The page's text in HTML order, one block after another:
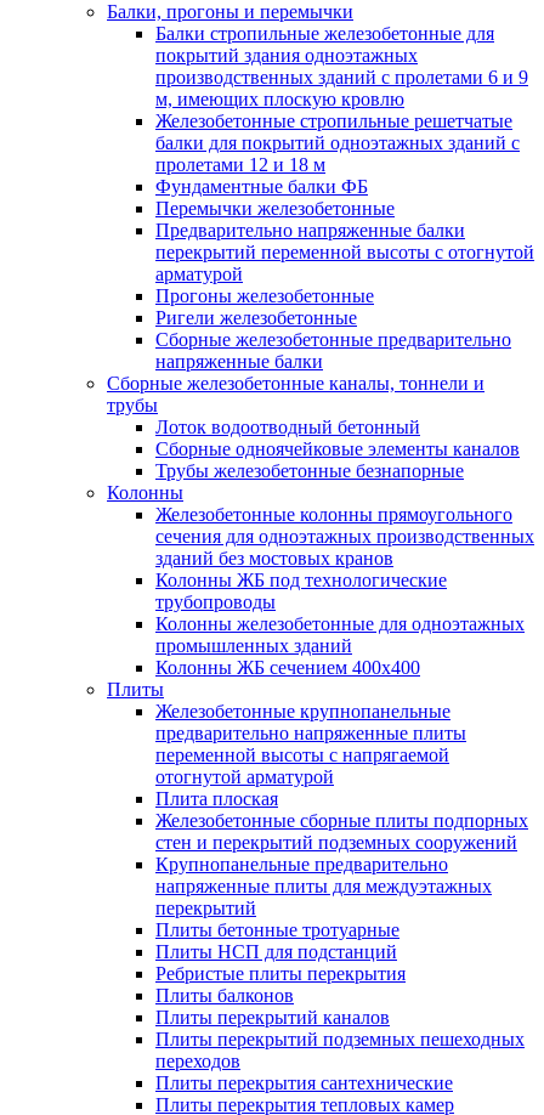
Балки, прогоны и перемычки
Балки стропильные железобетонные для
покрытий здания одноэтажных
производственных зданий с пролетами 6 и 9
м, имеющих плоскую кровлю
Железобетонные стропильные решетчатые
балки для покрытий одноэтажных зданий с
пролетами 12 и 18 м
Фундаментные балки ФБ
Перемычки железобетонные
Предварительно напряженные балки
перекрытий переменной высоты с отогнутой
арматурой
Прогоны железобетонные
Ригели железобетонные
Сборные железобетонные предварительно
напряженные балки
Сборные железобетонные каналы, тоннели и
трубы
Лоток водоотводный бетонный
Сборные одноячейковые элементы каналов
Трубы железобетонные безнапорные
Колонны
Железобетонные колонны прямоугольного
сечения для одноэтажных производственных
зданий без мостовых кранов
Колонны ЖБ под технологические
трубопроводы
Колонны железобетонные для одноэтажных
промышленных зданий
Колонны ЖБ сечением 400х400
Плиты
Железобетонные крупнопанельные
предварительно напряженные плиты
переменной высоты с напрягаемой
отогнутой арматурой
Плита плоская
Железобетонные сборные плиты подпорных
стен и перекрытий подземных сооружений
Крупнопанельные предварительно
напряженные плиты для междуэтажных
перекрытий
Плиты бетонные тротуарные
Плиты НСП для подстанций
Ребристые плиты перекрытия
Плиты балконов
Плиты перекрытий каналов
Плиты перекрытий подземных пешеходных
переходов
Плиты перекрытия сантехнические
Плиты перекрытия тепловых камер